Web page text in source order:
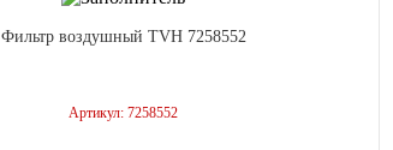
Фильтр воздушный TVH 7258552
Артикул: 7258552